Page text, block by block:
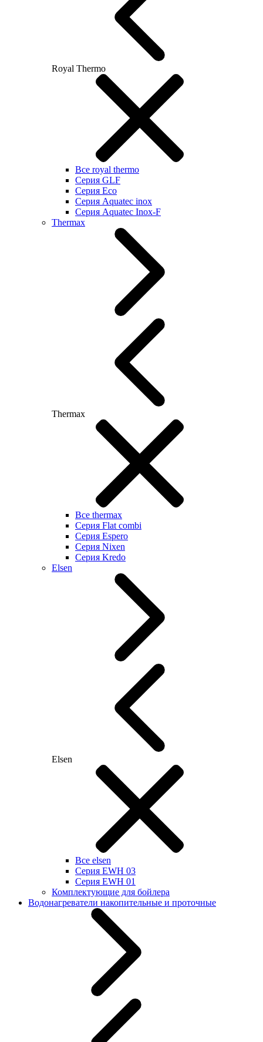
Royal Thermo
Все royal thermo
Серия GLF
Серия Eco
Серия Aquatec inox
Серия Aquatec Inox-F
Thermax
Thermax
Все thermax
Серия Flat combi
Серия Espero
Серия Nixen
Серия Kredo
Elsen
Elsen
Все elsen
Серия EWH 03
Серия EWH 01
Комплектующие для бойлера
Водонагреватели накопительные и проточные